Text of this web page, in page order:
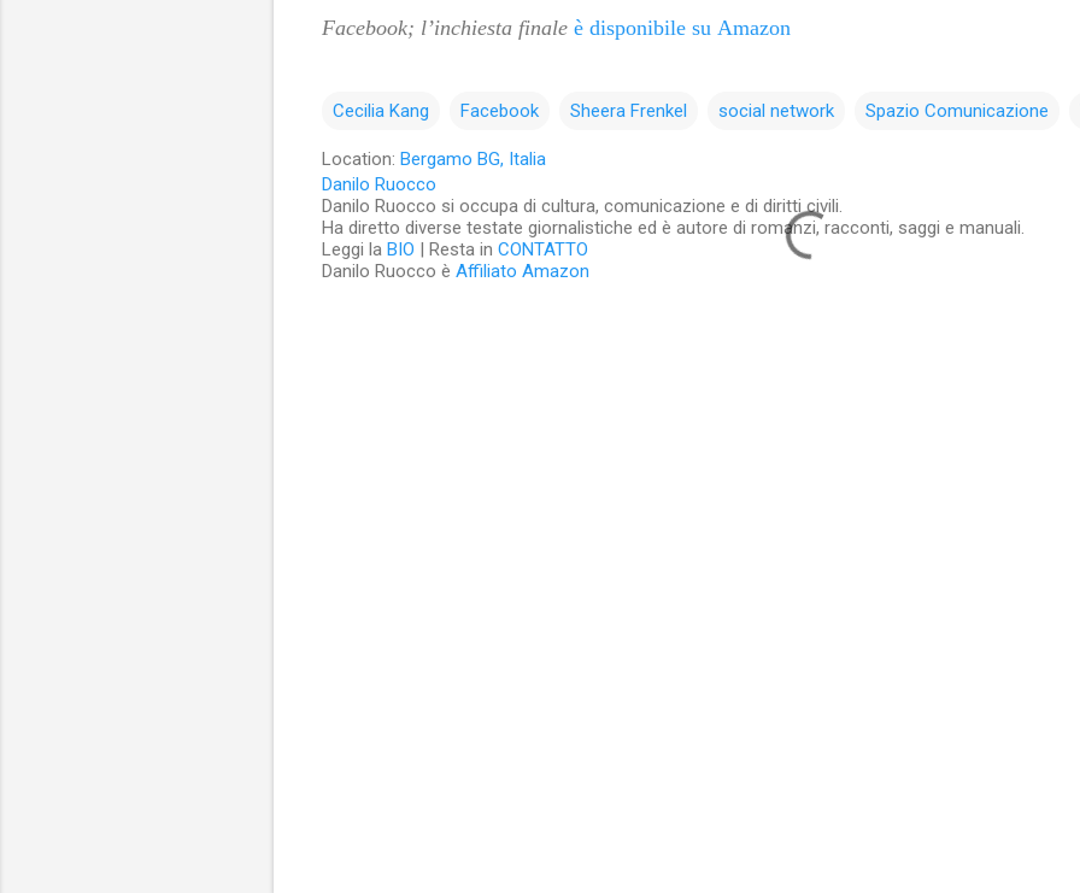
Facebook; l’inchiesta finale è disponibile su Amazon
Cecilia Kang Facebook Sheera Frenkel social network Spazio Comunicazione
Location: Bergamo BG, Italia
Danilo Ruocco
Danilo Ruocco si occupa di cultura, comunicazione e di diritti civili.
Ha diretto diverse testate giornalistiche ed è autore di romanzi, racconti, saggi e manuali.
Leggi la BIO | Resta in CONTATTO
Danilo Ruocco è Affiliato Amazon